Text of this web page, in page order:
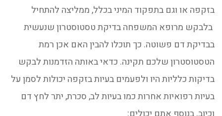
בזקפה או וגם בתפקוד המיני בכלל, ממליצה להתחיל
בלבקש מרופא המשפחה בדיקת טסטוסטרון שנעשית
בבדיקת דם פשוטה. כך תוכלו להבין האם אכן רמת
הטסטוסטרון שלכם תקינה. כדאי באותה הזדמנות לבקש
בדיקות כלליות היו ולפעמים בעיות בזקפה יכולות לסמן על
בעיות רפואיות אחרות כמו בעיות לב, סכרת, יתר לחץ דם